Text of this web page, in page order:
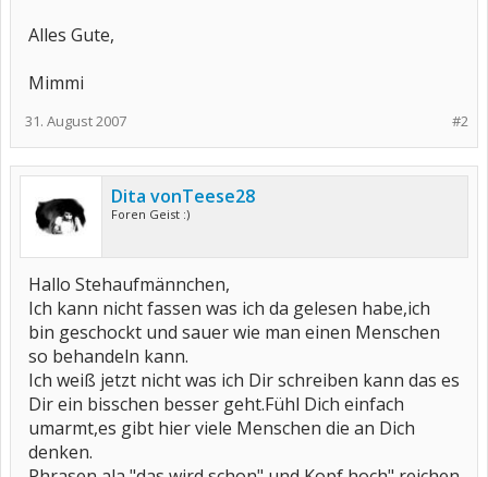
Alles Gute,
Mimmi
#2
31. August 2007
Dita vonTeese28
Foren Geist :)
Hallo Stehaufmännchen,
Ich kann nicht fassen was ich da gelesen habe,ich
bin geschockt und sauer wie man einen Menschen
so behandeln kann.
Ich weiß jetzt nicht was ich Dir schreiben kann das es
Dir ein bisschen besser geht.Fühl Dich einfach
umarmt,es gibt hier viele Menschen die an Dich
denken.